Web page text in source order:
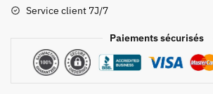
Rengoku
Service client 7J/7
Paiements sécurisés